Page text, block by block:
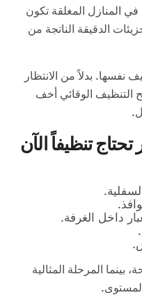
المنازل المغلقة تكون
الدقيقة الناتجة من
نفسها. بدلاً من الانتظار
التنظيف الوقائي أخف
تنظيفاً الآن
داخل الغرفة.
المرحلة المثالية